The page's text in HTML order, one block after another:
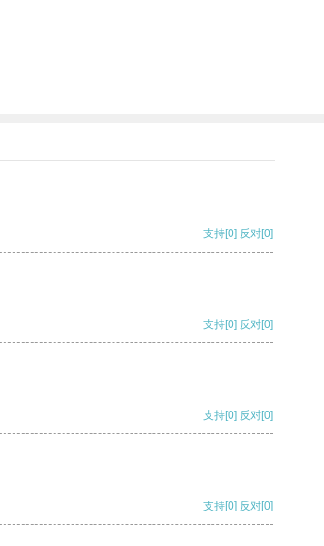
支持[0] 反对[0]
支持[0] 反对[0]
支持[0] 反对[0]
支持[0] 反对[0]